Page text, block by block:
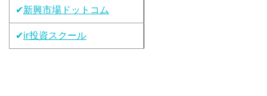
✔新興市場ドットコム
✔ir投資スクール